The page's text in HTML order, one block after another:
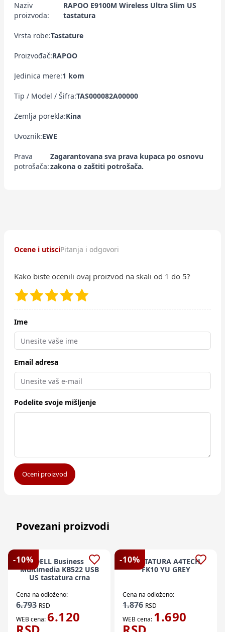
Naziv
proizvoda:
RAPOO E9100M Wireless Ultra Slim US
tastatura
Vrsta robe:Tastature
Proizvođač:RAPOO
Jedinica mere:1 kom
Tip / Model / Šifra:TAS000082A00000
Zemlja porekla:Kina
Uvoznik:EWE
Prava
potrošača:
Zagarantovana sva prava kupaca po osnovu
zakona o zaštiti potrošača.
Ocene i utisciPitanja i odgovori
Kako biste ocenili ovaj proizvod na skali od 1 do 5?
Ime
Email adresa
Podelite svoje mišljenje
Oceni proizvod
Povezani proizvodi
-10% DELL Business
Multimedia KB522 USB
US tastatura crna
Cena na odloženo:
6.793 RSD
WEB cena:6.120
-10%
TASTATURA A4TECH
FK10 YU GREY
Cena na odloženo:
1.876 RSD
WEB cena: 1.690